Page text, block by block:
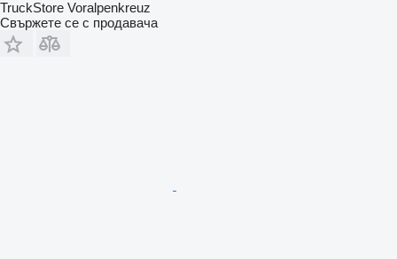
TruckStore Voralpenkreuz
Свържете се с продавача